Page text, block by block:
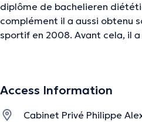
diplôme de bachelieren
complément il a aussi obtenu
sportif en 2008. Avant cela, il
des conférences au sujet de la
Access Information
Cabinet Privé Philippe